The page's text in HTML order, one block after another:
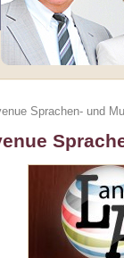
Sprachen- und